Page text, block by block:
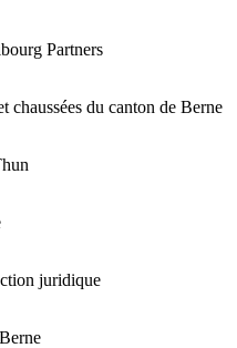
Partners
chaussées du canton de Berne
juridique